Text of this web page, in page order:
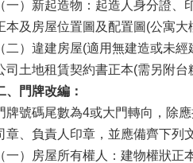
）新起造物：起造人身分證、
本及房屋位置圖及配置圖(公寓大
）違建房屋(適用無建造或未經
司土地租賃契約書正本(需另附台
、
門牌改編 ：
牌號碼尾數為4或大門轉向，除
章、負責人印章，並應備齊下列
）房屋所有權人：建物權狀正